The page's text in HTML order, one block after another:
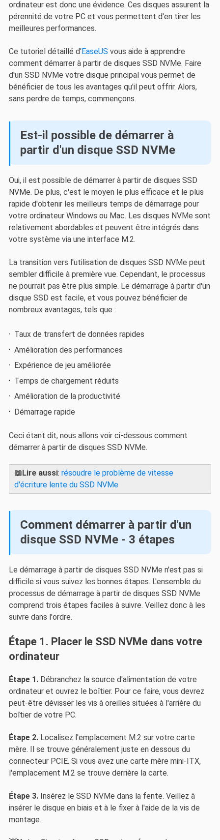
ordinateur est donc une évidence. Ces disques assurent la
pérennité de votre PC et vous permettent d'en tirer les
meilleures performances.
Ce tutoriel détaillé d'EaseUS vous aide à apprendre
comment démarrer à partir de disques SSD NVMe. Faire
d'un SSD NVMe votre disque principal vous permet de
bénéficier de tous les avantages qu'il peut offrir. Alors,
sans perdre de temps, commençons.
Est-il possible de démarrer à
partir d'un disque SSD NVMe
Oui, il est possible de démarrer à partir de disques SSD
NVMe. De plus, c'est le moyen le plus efficace et le plus
rapide d'obtenir les meilleurs temps de démarrage pour
votre ordinateur Windows ou Mac. Les disques NVMe sont
relativement abordables et peuvent être intégrés dans
votre système via une interface M.2.
La transition vers l'utilisation de disques SSD NVMe peut
sembler difficile à première vue. Cependant, le processus
ne pourrait pas être plus simple. Le démarrage à partir d'un
disque SSD est facile, et vous pouvez bénéficier de
nombreux avantages, tels que :
Taux de transfert de données rapides
Amélioration des performances
Expérience de jeu améliorée
Temps de chargement réduits
Amélioration de la productivité
Démarrage rapide
Ceci étant dit, nous allons voir ci-dessous comment
démarrer à partir de disques SSD NVMe.
📖Lire aussi: résoudre le problème de vitesse
d'écriture lente du SSD NVMe
Comment démarrer à partir d'un
disque SSD NVMe - 3 étapes
Le démarrage à partir de disques SSD NVMe n'est pas si
difficile si vous suivez les bonnes étapes. L'ensemble du
processus de démarrage à partir de disques SSD NVMe
comprend trois étapes faciles à suivre. Veillez donc à les
suivre dans l'ordre.
Étape 1. Placer le SSD NVMe dans votre
ordinateur
Étape 1. Débranchez la source d'alimentation de votre
ordinateur et ouvrez le boîtier. Pour ce faire, vous devrez
peut-être dévisser les vis à oreilles situées à l'arrière du
boîtier de votre PC.
Étape 2. Localisez l'emplacement M.2 sur votre carte
mère. Il se trouve généralement juste en dessous du
connecteur PCIE. Si vous avez une carte mère mini-ITX,
l'emplacement M.2 se trouve derrière la carte.
Étape 3.Insérez le SSD NVMe dans la fente. Veillez à
insérer le disque en biais et à le fixer à l'aide de la vis de
montage.